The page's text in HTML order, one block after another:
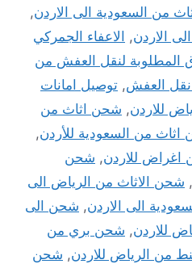
من السعودية الى الاردن,
الاردن, الاعفاء الجمركي
المطلوبة لنقل العفش من
العفش, توصيل امانات
للاردن, شحن اثاث من
من السعودية للأردن,
للاردن, شحن
, شحن الاثاث من الرياض الى
الى الاردن, شحن الى
للاردن, شحن بري من
من الرياض للاردن, شحن